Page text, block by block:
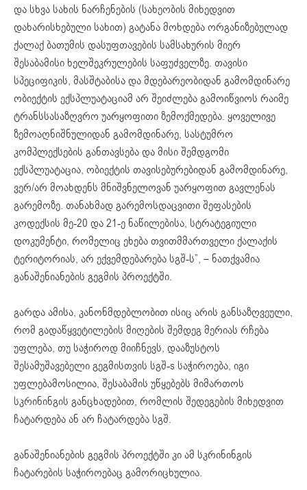
და სხვა სახის ნარჩენების (სახეობის მიხედვით
დახარისხებული სახით) გატანა მოხდება ორგანიზებულად
ქალაქ ბათუმის დასუფთავების სამსახურის მიერ
შესაბამისი ხელშეკრულების საფუძველზე. თავისი
სპეციფიკის, მასშტაბისა და მდებარეობიდან გამომდინარე
ობიექტის ექსპლუატაციამ არ შეიძლება გამოიწვიოს რაიმე
ტრანსსასაზღვრო უარყოფითი ზემოქმედება. ყოველივე
ზემოაღნიშნულიდან გამომდინარე, სასტუმრო
კომპლექსების განთავსება და მისი შემდგომი
ექსპლუატაცია, ობიექტის თავისებურებიდან გამომდინარე,
ვერ/არ მოახდენს მნიშვნელოვან უარყოფით გავლენას
გარემოზე. თანახმად გარემოსდაცვითი შეფასების
კოდექსის მე-20 და 21-ე ნაწილებისა, სტრატეგიული
დოკუმენტი, რომელიც ეხება თვითმმართველი ქალაქის
ტერიტორიას, არ ექვემდებარება სგშ-ს”, – ნათქვამია
განაშენიანების გეგმის პროექტში.
გარდა ამისა, კანონმდებლობით ისიც არის განსაზღვეული,
რომ გადაწყვეტილების მიღების შემდეგ მერიას რჩება
უფლება, თუ საჭიროდ მიიჩნევს, დააზუსტოს
შესამუშავებელი გეგმისთვის სგშ-s საჭიროება, იგი
უფლებამოსილია, შესაბამის უწყებებს მიმართოს
სკრინინგის განცხადებით, რომლის შედეგების მიხედვით
ჩატარდება ან არ ჩატარდება სგშ.
განაშენიანების გეგმის პროექტში კი ამ სკრინინგის
ჩატარების საჭიროებაც გამორიცხულია.